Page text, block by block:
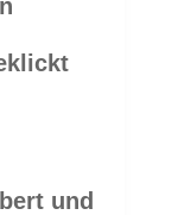
und